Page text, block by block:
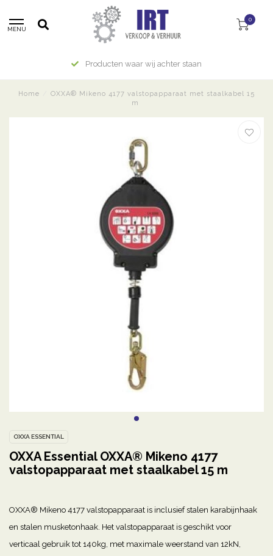
MENU
0
Producten waar wij achter staan
Home
OXXA® Mikeno 4177 valstopapparaat met staalkabel 15
m
OXXA ESSENTIAL
OXXA Essential OXXA® Mikeno 4177
valstopapparaat met staalkabel 15 m
OXXA® Mikeno 4177 valstopapparaat is inclusief stalen karabijnhaak
en stalen musketonhaak. Het valstopapparaat is geschikt voor
verticaal gebruik tot 140kg, met maximale weerstand van 12kN,